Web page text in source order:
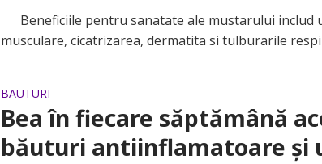
Beneficiile pentru sanatate ale mustarului includ
musculare, cicatrizarea, dermatita si tulburarile
BAUTURI
Bea în fiecare săptămână
băuturi antiinflamatoare și